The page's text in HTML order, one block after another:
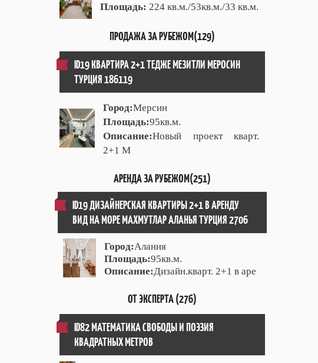
Площадь: 224 кв.м./53кв.м./33 кв.м.
ПРОДАЖА ЗА РУБЕЖОМ(129)
ID19 КВАРТИРА 2+1 ТЕДЖЕ МЕЗИТЛИ МЕРОСИН
ТУРЦИЯ 186119
Город:Мерсин
Площадь:95кв.м.
Описание:Новый проект кварт.
2+1 М
АРЕНДА ЗА РУБЕЖОМ(251)
ID19 ДИЗАЙНЕРСКАЯ КВАРТИРЫ 2+1 В АРЕНДУ
ВИД НА МОРЕ МАХМУТЛАР АЛАНЬЯ ТУРЦИЯ 2706
Город:Алания
Площадь:95кв.м.
Описание:Дизайн.кварт. 2+1 в аре
ОТ ЭКСПЕРТА (276)
ID82 МАТЕМАТИКА СВОБОДЫ И ПОЭЗИЯ
КВАДРАТНЫХ МЕТРОВ